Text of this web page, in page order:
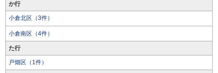
か行
小倉北区（3件）
小倉南区（4件）
た行
戸畑区（1件）